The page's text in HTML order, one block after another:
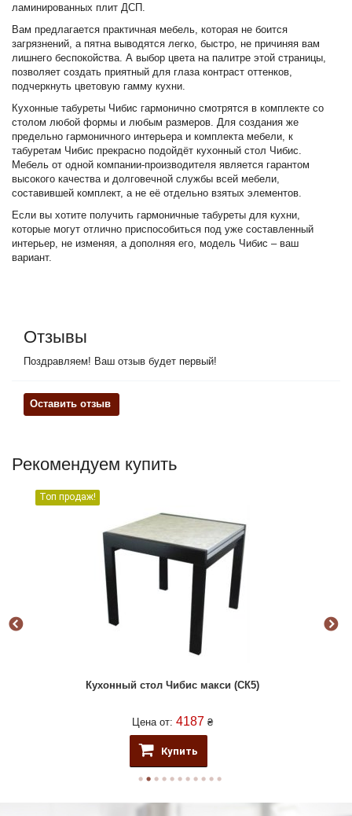
ламинированных плит ДСП.
Вам предлагается практичная мебель, которая не боится
загрязнений, а пятна выводятся легко, быстро, не причиняя вам
лишнего беспокойства. А выбор цвета на палитре этой страницы,
позволяет создать приятный для глаза контраст оттенков,
подчеркнуть цветовую гамму кухни.
Кухонные табуреты Чибис гармонично смотрятся в комплекте со
столом любой формы и любым размеров. Для создания же
предельно гармоничного интерьера и комплекта мебели, к
табуретам Чибис прекрасно подойдёт кухонный стол Чибис.
Мебель от одной компании-производителя является гарантом
высокого качества и долговечной службы всей мебели,
составившей комплект, а не её отдельно взятых элементов.
Если вы хотите получить гармоничные табуреты для кухни,
которые могут отлично приспособиться под уже составленный
интерьер, не изменяя, а дополняя его, модель Чибис – ваш
вариант.
Отзывы
Поздравляем! Ваш отзыв будет первый!
Оставить отзыв
Рекомендуем купить
Топ продаж!
Кухонный стол Чибис макси (СК5)
Цена от: 4187 ₴
Купить